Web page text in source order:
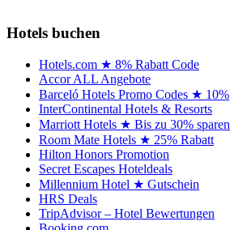
Hotels buchen
Hotels.com ★ 8% Rabatt Code
Accor ALL Angebote
Barceló Hotels Promo Codes ★ 10%
InterContinental Hotels & Resorts
Marriott Hotels ★ Bis zu 30% sparen
Room Mate Hotels ★ 25% Rabatt
Hilton Honors Promotion
Secret Escapes Hoteldeals
Millennium Hotel ★ Gutschein
HRS Deals
TripAdvisor – Hotel Bewertungen